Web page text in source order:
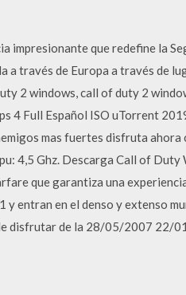
que redefine la
a través de Europa a través de
2 windows, call of duty 2
4 Full Español ISO uTorrent
mas fuertes disfruta
4,5 Ghz. Descarga Call of Duty
que garantiza una
entran en el denso y extenso
disfrutar de la 28/05/2007 22/